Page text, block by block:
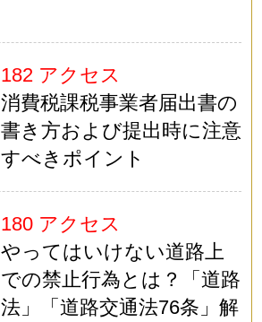
182 アクセス
消費税課税事業者届出書の
書き方および提出時に注意
すべきポイント
180 アクセス
やってはいけない道路上
での禁止行為とは？「道路
法」「道路交通法76条」解